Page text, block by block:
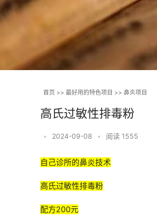
首页 >> 最好用的特色项目 >> 鼻炎项目
高氏过敏性排毒粉
• 2024-09-08 • 阅读 1555
自己诊所的鼻炎技术
高氏过敏性排毒粉
配方200元